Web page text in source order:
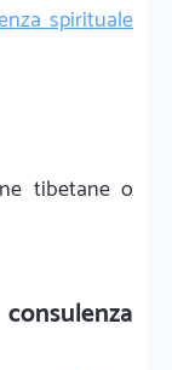
spirituale
tibetane o